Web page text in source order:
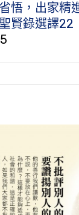
悟，出家精
賢錄選譯22